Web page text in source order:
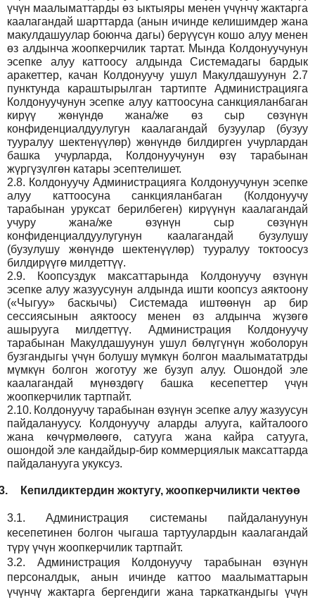
үчүн маалыматтарды өз ыктыяры менен үчүнчү жактарга
каалагандай шарттарда (анын ичинде келишимдер жана
макулдашуулар боюнча дагы) берүүсүн кошо алуу менен
өз алдынча жоопкерчилик тартат. Мында Колдонуучунун
эсепке алуу каттоосу алдында Системадагы бардык
аракеттер, качан Колдонуучу ушул Макулдашуунун 2.7
пунктунда караштырылган тартипте Администрацияга
Колдонуучунун эсепке алуу каттоосуна санкцияланбаган
кирүү жөнүндө жана/же өз сыр сөзүнүн
конфиденциалдуулугун каалагандай бузуулар (бузуу
тууралуу шектенүүлөр) жөнүндө билдирген учурлардан
башка учурларда, Колдонуучунун өзү тарабынан
жүргүзүлгөн катары эсептелишет.
2.8. Колдонуучу Администрацияга Колдонуучунун эсепке
алуу каттоосуна санкцияланбаган (Колдонуучу
тарабынан уруксат берилбеген) кирүүнүн каалагандай
учуру жана/же өзүнүн сыр сөзүнүн
конфиденциалдуулугунун каалагандай бузулушу
(бузулушу жөнүндө шектенүүлөр) тууралуу токтоосуз
билдирүүгө милдеттүү.
2.9.
Коопсуздук максаттарында Колдонуучу өзүнүн
эсепке алуу жазуусунун алдында ишти коопсуз аяктоону
(«Чыгуу» баскычы) Системада иштөөнүн ар бир
сессиясынын аяктоосу менен өз алдынча жүзөгө
ашырууга милдеттүү. Администрация Колдонуучу
тарабынан Макулдашуунун ушул бөлүгүнүн жоболорун
бузгандыгы үчүн болушу мүмкүн болгон маалымататрды
мүмкүн болгон жоготуу же бузуп алуу. Ошондой эле
каалагандай мүнөздөгү башка кесепеттер үчүн
жоопкерчилик тартпайт.
2.10. Колдонуучу тарабынан өзүнүн эсепке алуу жазуусун
пайдалануусу. Колдонуучу аларды алууга, кайталоого
жана көчүрмөлөөгө, сатууга жана кайра сатууга,
ошондой эле кандайдыр-бир коммерциялык максаттарда
пайдаланууга укуксуз.
Кепилдиктердин жоктугу, жоопкерчиликти чектөө
3.1.Администрация системаны пайдалануунун
кесепетинен болгон чыгаша тартуулардын каалагандай
түрү үчүн жоопкерчилик тартпайт.
3.2. Администрация
Колдонуучу тарабынан өзүнүн
персоналдык, анын ичинде каттоо маалыматтарын
үчүнчү жактарга бергендиги жана таркаткандыгы үчүн